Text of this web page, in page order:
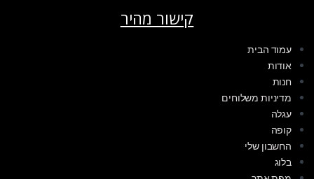
קישור מהיר
עמוד הבית
אודות
חנות
מדיניות משלוחים
עגלה
קופה
החשבון שלי
בלוג